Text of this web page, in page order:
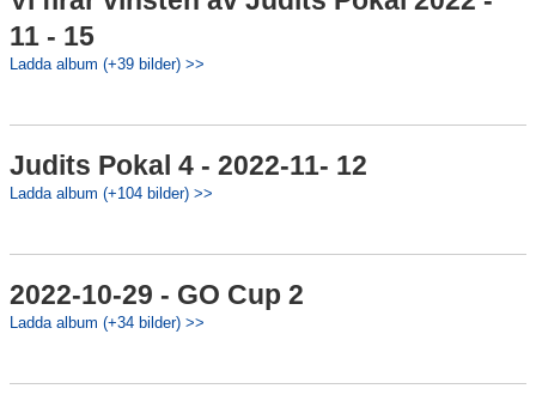
11 - 15
Ladda album (+39 bilder) >>
Judits Pokal 4 - 2022-11- 12
Ladda album (+104 bilder) >>
2022-10-29 - GO Cup 2
Ladda album (+34 bilder) >>